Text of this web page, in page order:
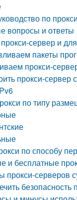
по
вопросы и ответы
сервер и
пакеты
прокси-
прокси-сервер
по типу
по способу
и бесплатные
прокси-серверов